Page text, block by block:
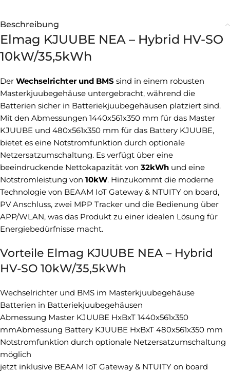
Beschreibung
Elmag KJUUBE NEA – Hybrid HV-SO
10kW/35,5kWh
Der Wechselrichter und BMS sind in einem robusten
Masterkjuubegehäuse untergebracht, während die
Batterien sicher in Batteriekjuubegehäusen platziert sind.
Mit den Abmessungen 1440x561x350 mm für das Master
KJUUBE und 480x561x350 mm für das Battery KJUUBE,
bietet es eine Notstromfunktion durch optionale
Netzersatzumschaltung. Es verfügt über eine
beeindruckende Nettokapazität von 32kWh und eine
Notstromleistung von 10kW. Hinzukommt die moderne
Technologie von BEAAM IoT Gateway & NTUITY on board,
PV Anschluss, zwei MPP Tracker und die Bedienung über
APP/WLAN, was das Produkt zu einer idealen Lösung für
Energiebedürfnisse macht.
Vorteile Elmag KJUUBE NEA – Hybrid
HV-SO 10kW/35,5kWh
Wechselrichter und BMS im Masterkjuubegehäuse
Batterien in Batteriekjuubegehäusen
Abmessung Master KJUUBE HxBxT 1440x561x350
mmAbmessung Battery KJUUBE HxBxT 480x561x350 mm
Notstromfunktion durch optionale Netzersatzumschaltung
möglich
jetzt inklusive BEAAM IoT Gateway & NTUITY on board